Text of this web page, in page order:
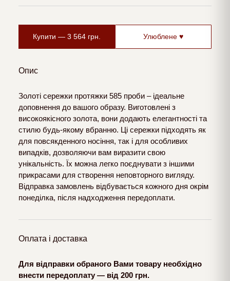
Купити — 3 564 грн. Улюблене ♥
Опис
Золоті сережки протяжки 585 проби – ідеальне
доповнення до вашого образу. Виготовлені з
високоякісного золота, вони додають елегантності та
стилю будь-якому вбранню. Ці сережки підходять як
для повсякденного носіння, так і для особливих
випадків, дозволяючи вам виразити свою
унікальність. Їх можна легко поєднувати з іншими
прикрасами для створення неповторного вигляду.
Відправка замовлень відбувається кожного дня окрім
понеділка, після надходження передоплати.
Оплата і доставка
Для відправки обраного Вами товару необхідно
внести передоплату — від 200 грн.